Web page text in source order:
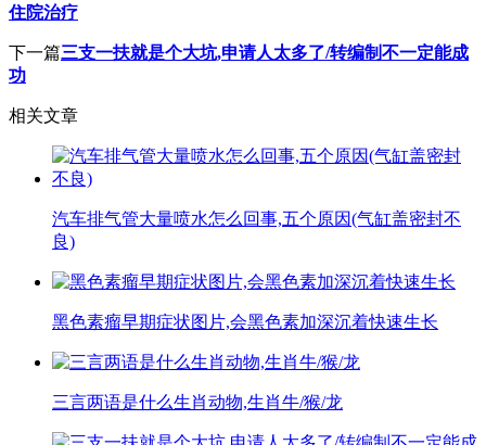
住院治疗
下一篇三支一扶就是个大坑,申请人太多了/转编制不一定能成
功
相关文章
汽车排气管大量喷水怎么回事,五个原因(气缸盖密封不
良)
黑色素瘤早期症状图片,会黑色素加深沉着快速生长
三言两语是什么生肖动物,生肖牛/猴/龙